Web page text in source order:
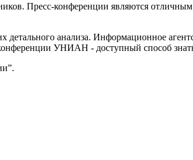
Пресс-конференции являются
анализа. Информационное
УНИАН - доступный способ